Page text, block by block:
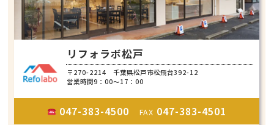
リフォラボ松戸
〒270-2214 千葉県松戸市松飛台392-12
営業時間9：00～17：00
047-383-4500FAX 047-383-4501